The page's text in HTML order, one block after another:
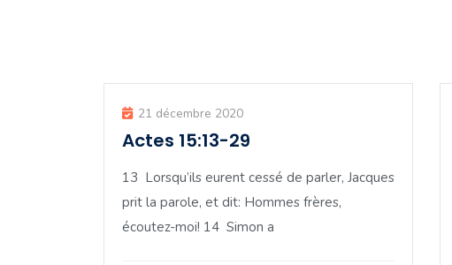
21 décembre 2020
Actes 15:13-29
13 Lorsqu’ils eurent cessé de parler, Jacques
prit la parole, et dit: Hommes frères,
écoutez-moi! 14 Simon a